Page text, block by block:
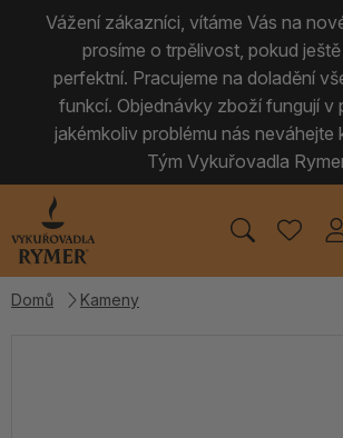
Vážení zákazníci, vítáme Vás na
prosíme o trpělivost, pokud
perfektní. Pracujeme na doladění
funkcí. Objednávky zboží fungují v
jakémkoliv problému nás neváhejte
Tým Vykuřovadla
Domů Kameny